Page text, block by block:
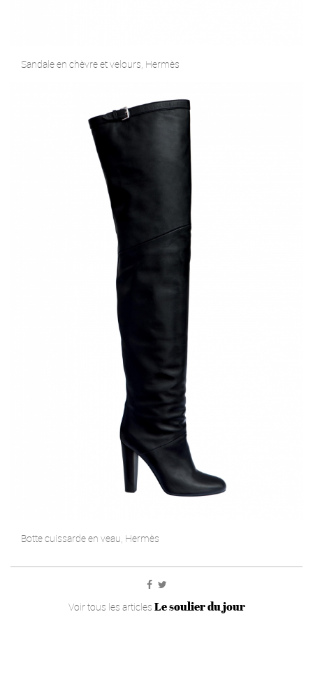
Sandale en chèvre et velours, Hermès
Botte cuissarde en veau, Hermès
Voir tous les articles Le soulier du jour